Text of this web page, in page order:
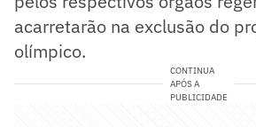
acarretarão na exclusão do
olímpico.
CONTINUA
APÓS A
PUBLICIDADE